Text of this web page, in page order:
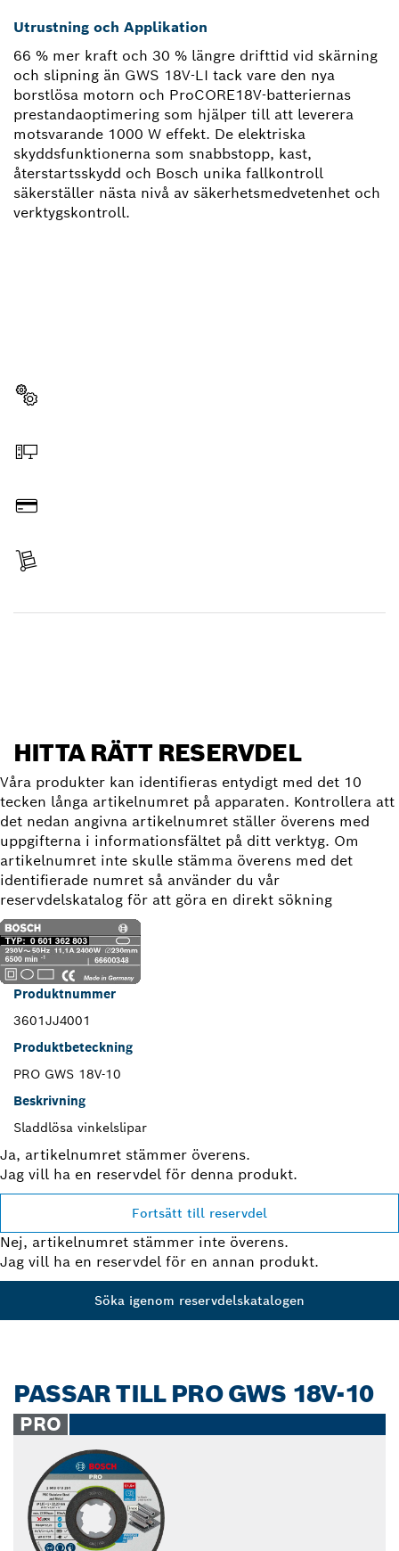
Utrustning och Applikation
66 % mer kraft och 30 % längre drifttid vid skärning
och slipning än GWS 18V-LI tack vare den nya
borstlösa motorn och ProCORE18V-batteriernas
prestandaoptimering som hjälper till att leverera
motsvarande 1000 W effekt. De elektriska
skyddsfunktionerna som snabbstopp, kast,
återstartsskydd och Bosch unika fallkontroll
säkerställer nästa nivå av säkerhetsmedvetenhet och
verktygskontroll.
HITTA RÄTT RESERVDEL
Våra produkter kan identifieras entydigt med det 10
tecken långa artikelnumret på apparaten. Kontrollera att
det nedan angivna artikelnumret ställer överens med
uppgifterna i informationsfältet på ditt verktyg. Om
artikelnumret inte skulle stämma överens med det
identifierade numret så använder du vår
reservdelskatalog för att göra en direkt sökning
Produktnummer
3601JJ4001
Produktbeteckning
PRO GWS 18V-10
Beskrivning
Sladdlösa vinkelslipar
Ja, artikelnumret stämmer överens.
Jag vill ha en reservdel för denna produkt.
Fortsätt till reservdel
Nej, artikelnumret stämmer inte överens.
Jag vill ha en reservdel för en annan produkt.
Söka igenom reservdelskatalogen
PASSAR TILL PRO GWS 18V-10
PRO